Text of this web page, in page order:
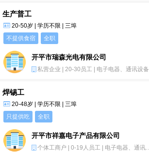
生产普工
20-50岁 | 学历不限 | 三埠
不提供食宿
全职
开平市瑞森光电有限公司
私营企业 | 20-30员工 | 电子电器、通讯设备
焊锡工
20-48岁 | 学历不限 | 三埠
只提供吃
全职
开平市祥嘉电子产品有限公司
个体工商户 | 0-19人员工 | 电子电器、通讯设备